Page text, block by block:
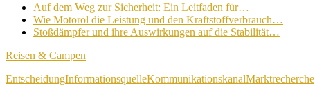
Auf dem Weg zur Sicherheit: Ein Leitfaden für…
Wie Motoröl die Leistung und den Kraftstoffverbrauch…
Stoßdämpfer und ihre Auswirkungen auf die Stabilität…
Reisen & Campen
EntscheidungInformationsquelleKommunikationskanalMarktrecherche